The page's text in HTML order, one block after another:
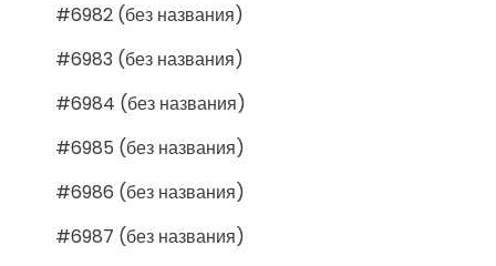
#6982 (без названия)
#6983 (без названия)
#6984 (без названия)
#6985 (без названия)
#6986 (без названия)
#6987 (без названия)